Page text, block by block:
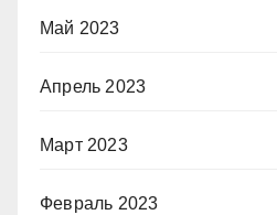
Май 2023
Апрель 2023
Март 2023
Февраль 2023